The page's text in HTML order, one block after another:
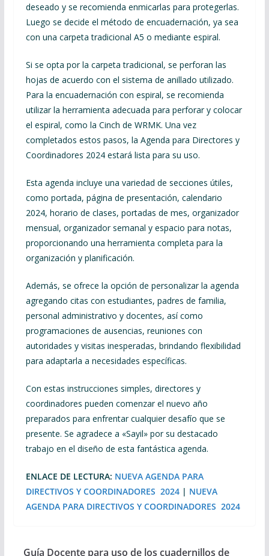
deseado y se recomienda enmicarlas para protegerlas.
Luego se decide el método de encuadernación, ya sea
con una carpeta tradicional A5 o mediante espiral.
Si se opta por la carpeta tradicional, se perforan las
hojas de acuerdo con el sistema de anillado utilizado.
Para la encuadernación con espiral, se recomienda
utilizar la herramienta adecuada para perforar y colocar
el espiral, como la Cinch de WRMK. Una vez
completados estos pasos, la Agenda para Directores y
Coordinadores 2024 estará lista para su uso.
Esta agenda incluye una variedad de secciones útiles,
como portada, página de presentación, calendario
2024, horario de clases, portadas de mes, organizador
mensual, organizador semanal y espacio para notas,
proporcionando una herramienta completa para la
organización y planificación.
Además, se ofrece la opción de personalizar la agenda
agregando citas con estudiantes, padres de familia,
personal administrativo y docentes, así como
programaciones de ausencias, reuniones con
autoridades y visitas inesperadas, brindando flexibilidad
para adaptarla a necesidades específicas.
Con estas instrucciones simples, directores y
coordinadores pueden comenzar el nuevo año
preparados para enfrentar cualquier desafío que se
presente. Se agradece a «Sayil» por su destacado
trabajo en el diseño de esta fantástica agenda.
ENLACE DE LECTURA: NUEVA AGENDA PARA
DIRECTIVOS Y COORDINADORES 2024| NUEVA
AGENDA PARA DIRECTIVOS Y COORDINADORES 2024
Guía Docente para uso de los cuadernillos de